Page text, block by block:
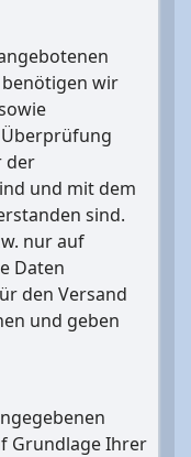
wir
der
und mit dem
sind.
nur auf
Daten
den Versand
und geben
Grundlage Ihrer